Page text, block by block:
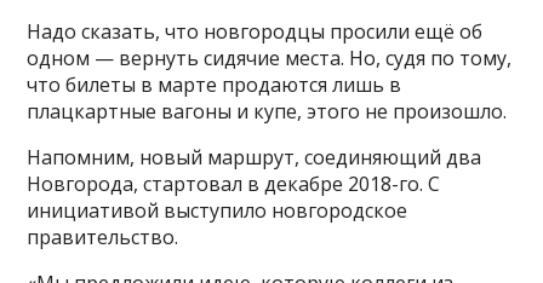
Надо сказать, что новгородцы просили ещё об
одном — вернуть сидячие места. Но, судя по тому,
что билеты в марте продаются лишь в
плацкартные вагоны и купе, этого не произошло.
Напомним, новый маршрут, соединяющий два
Новгорода, стартовал в декабре 2018-го. С
инициативой выступило новгородское
правительство.